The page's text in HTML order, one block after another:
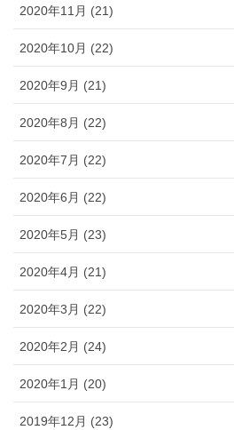
2020年11月 (21)
2020年10月 (22)
2020年9月 (21)
2020年8月 (22)
2020年7月 (22)
2020年6月 (22)
2020年5月 (23)
2020年4月 (21)
2020年3月 (22)
2020年2月 (24)
2020年1月 (20)
2019年12月 (23)